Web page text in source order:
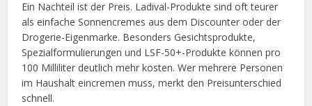
Ein Nachteil ist der Preis. Ladival-Produkte sind oft teurer
als einfache Sonnencremes aus dem Discounter oder der
Drogerie-Eigenmarke. Besonders Gesichtsprodukte,
Spezialformulierungen und LSF-50+-Produkte können pro
100 Milliliter deutlich mehr kosten. Wer mehrere Personen
im Haushalt eincremen muss, merkt den Preisunterschied
schnell.